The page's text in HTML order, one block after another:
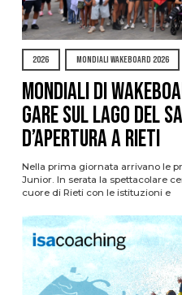
2026 MONDIALI WAKEBOARD 2026
Mondiali di
gare sul Lago del
d’apertura a Rieti
Nella prima giornata arrivano le
Junior. In serata la spettacolare
cuore di Rieti con le istituzioni e